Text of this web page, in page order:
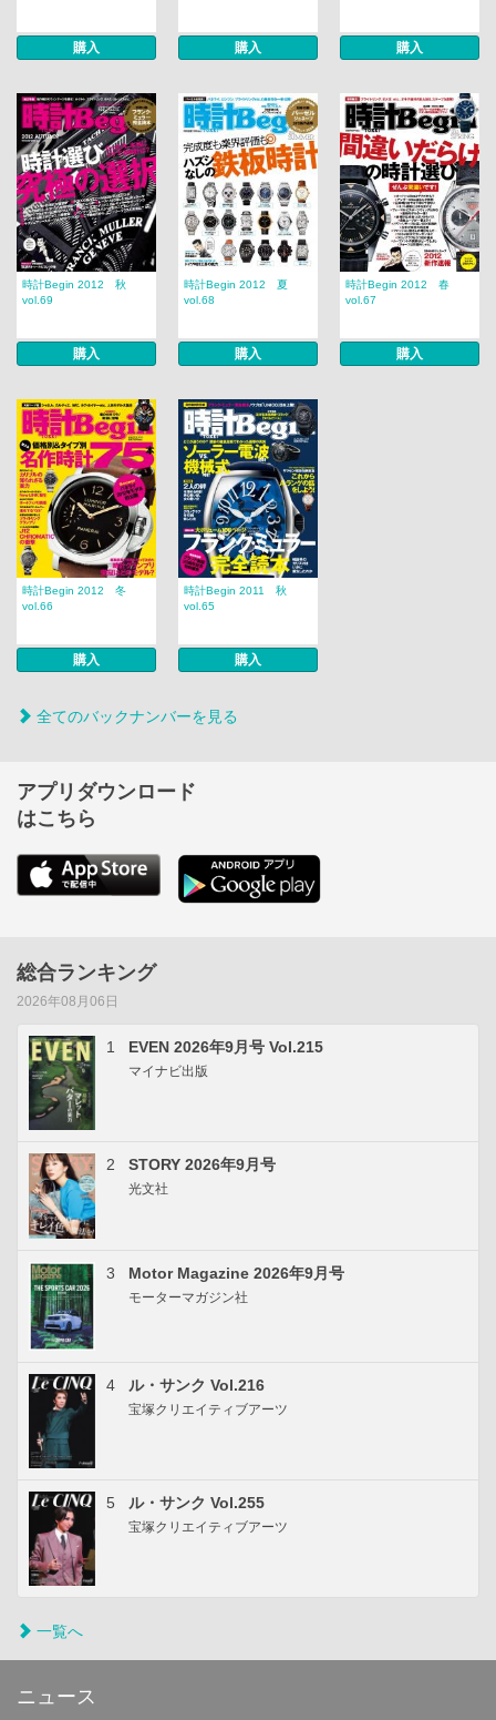
購入 購入 購入
時計Begin 2012 秋
vol.69
購入
時計Begin 2012 夏
vol.68
購入
時計Begin 2012 春
vol.67
購入
時計Begin 2012 冬
vol.66
購入
時計Begin 2011 秋
vol.65
購入
全てのバックナンバーを見る
アプリダウンロード
はこちら
総合ランキング
2026年08月06日
1 EVEN 2026年9月号 Vol.215
マイナビ出版
2 STORY 2026年9月号
光文社
3 Motor Magazine 2026年9月号
モーターマガジン社
4 ル・サンク Vol.216
宝塚クリエイティブアーツ
5 ル・サンク Vol.255
宝塚クリエイティブアーツ
一覧へ
ニュース